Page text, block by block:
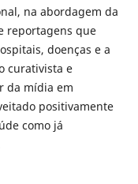
na abordagem da
reportagens que
doenças e a
curativista e
da mídia em
positivamente
como já